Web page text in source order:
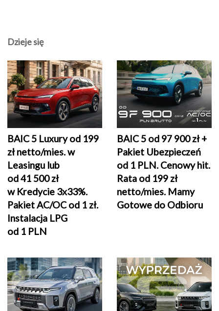
Dzieje się
BAIC 5 Luxury od 199
zł netto/mies. w
Leasingu lub
od 41 500 zł
w Kredycie 3x33%.
Pakiet AC/OC od 1 zł.
Instalacja LPG
od 1 PLN
BAIC 5 od 97 900 zł +
Pakiet Ubezpieczeń
od 1 PLN. Cenowy hit.
Rata od 199 zł
netto/mies. Mamy
Gotowe do Odbioru